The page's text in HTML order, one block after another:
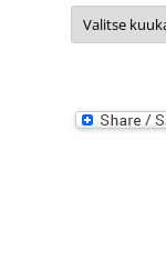
Arkistot